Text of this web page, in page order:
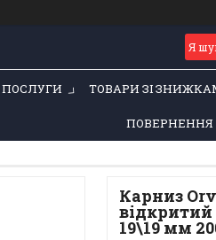
ПОСЛУГИ ТОВАРИ ЗІ
ПОВЕРНЕННЯ
Карниз
19\19 мм